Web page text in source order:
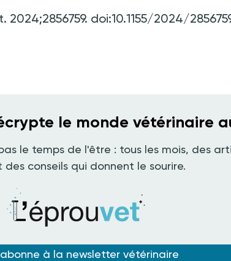
doi:10.1155/2024/
le monde vétérinaire
le temps de l'être : tous les mois, des
des conseils qui donnent le sourire.
à la newsletter vétérinaire